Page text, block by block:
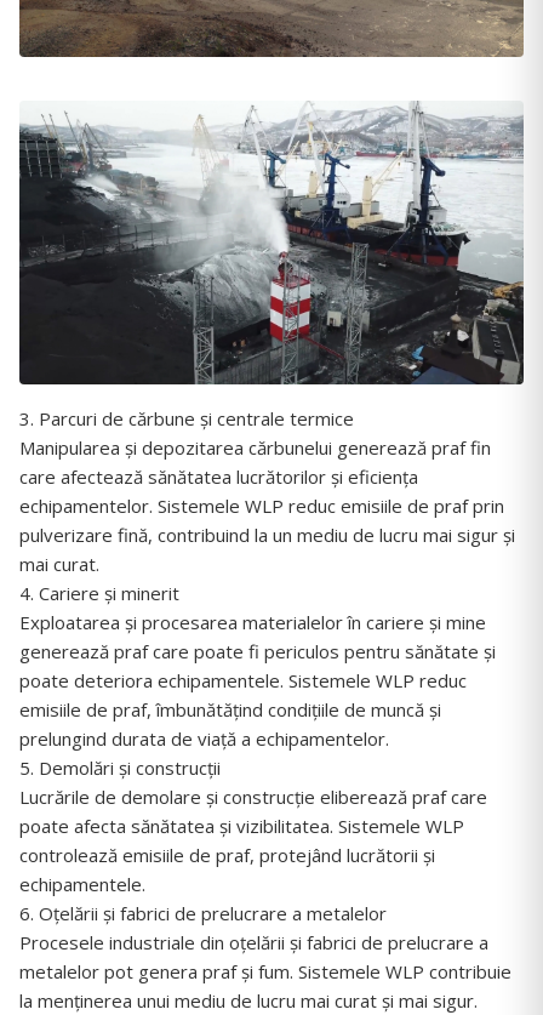
3. Parcuri de cărbune și centrale termice
Manipularea și depozitarea cărbunelui generează praf fin
care afectează sănătatea lucrătorilor și eficiența
echipamentelor. Sistemele WLP reduc emisiile de praf prin
pulverizare fină, contribuind la un mediu de lucru mai sigur și
mai curat.
4. Cariere și minerit
Exploatarea și procesarea materialelor în cariere și mine
generează praf care poate fi periculos pentru sănătate și
poate deteriora echipamentele. Sistemele WLP reduc
emisiile de praf, îmbunătățind condițiile de muncă și
prelungind durata de viață a echipamentelor.
5. Demolări și construcții
Lucrările de demolare și construcție eliberează praf care
poate afecta sănătatea și vizibilitatea. Sistemele WLP
controlează emisiile de praf, protejând lucrătorii și
echipamentele.
6. Oțelării și fabrici de prelucrare a metalelor
Procesele industriale din oțelării și fabrici de prelucrare a
metalelor pot genera praf și fum. Sistemele WLP contribuie
la menținerea unui mediu de lucru mai curat și mai sigur.